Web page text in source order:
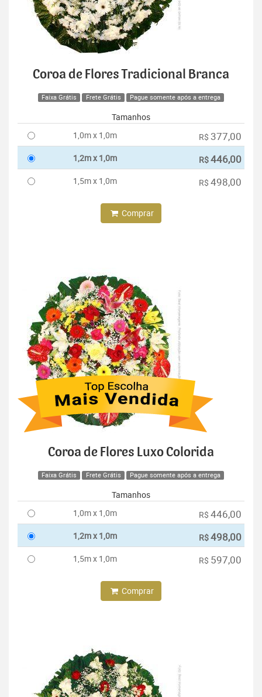
Coroa de Flores Tradicional Branca
Faixa Grátis Frete Grátis Pague somente após a entrega
Tamanhos
1,0m x 1,0m
R$ 377,00
1,2m x 1,0m R$446,00
1,5m x 1,0m R$ 498,00
Comprar
Coroa de Flores Luxo Colorida
Faixa Grátis Frete Grátis Pague somente após a entrega
Tamanhos
1,0m x 1,0m
R$ 446,00
1,2m x 1,0m R$498,00
1,5m x 1,0m R$ 597,00
Comprar